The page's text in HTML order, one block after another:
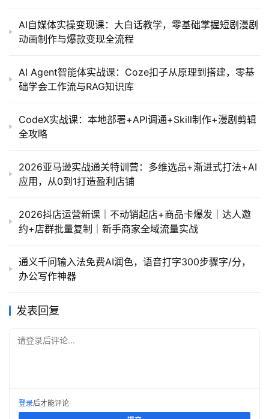
AI自媒体实操变现课：大白话教学，零基础掌握短剧漫剧
动画制作与爆款变现全流程
AI Agent智能体实战课：Coze扣子从原理到搭建，零基
础学会工作流与RAG知识库
CodeX实战课：本地部署+API调通+Skill制作+漫剧剪辑
全攻略
2026亚马逊实战通关特训营：多维选品+渐进式打法+AI
应用，从0到1打造盈利店铺
2026抖店运营新课｜不动销起店+商品卡爆发｜达人邀
约+店群批量复制｜新手商家全域流量实战
通义千问输入法免费AI润色，语音打字300步骤字/分，
办公写作神器
发表回复
请登录后评论...
登录后才能评论